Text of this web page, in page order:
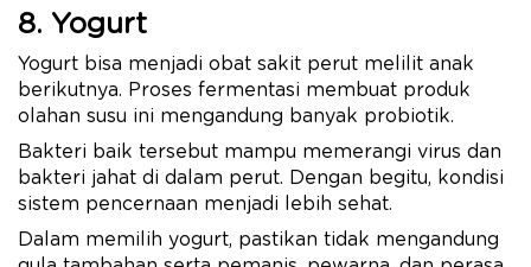
8. Yogurt
Yogurt bisa menjadi obat sakit perut melilit anak
berikutnya. Proses fermentasi membuat produk
olahan susu ini mengandung banyak probiotik.
Bakteri baik tersebut mampu memerangi virus dan
bakteri jahat di dalam perut. Dengan begitu, kondisi
sistem pencernaan menjadi lebih sehat.
Dalam memilih yogurt, pastikan tidak mengandung